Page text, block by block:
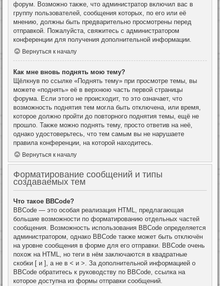
форум. Возможно также, что администратор включил вас в
группу пользователей, сообщения которых, по его или её
мнению, должны быть предварительно просмотрены перед
отправкой. Пожалуйста, свяжитесь с администратором
конференции для получения дополнительной информации.
Вернуться к началу
Как мне вновь поднять мою тему?
Щёлкнув по ссылке «Поднять тему» при просмотре темы, вы
можете «поднять» её в верхнюю часть первой страницы
форума. Если этого не происходит, то это означает, что
возможность поднятия тем могла быть отключена, или время,
которое должно пройти до повторного поднятия темы, ещё не
прошло. Также можно поднять тему, просто ответив на неё,
однако удостоверьтесь, что тем самым вы не нарушаете
правила конференции, на которой находитесь.
Вернуться к началу
Форматирование сообщений и типы
создаваемых тем
Что такое BBCode?
BBCode — это особая реализация HTML, предлагающая
большие возможности по форматированию отдельных частей
сообщения. Возможность использования BBCode определяется
администратором, однако BBCode также может быть отключён
на уровне сообщения в форме для его отправки. BBCode очень
похож на HTML, но теги в нём заключаются в квадратные
скобки [ и ], а не в < и >. За дополнительной информацией о
BBCode обратитесь к руководству по BBCode, ссылка на
которое доступна из формы отправки сообщений.